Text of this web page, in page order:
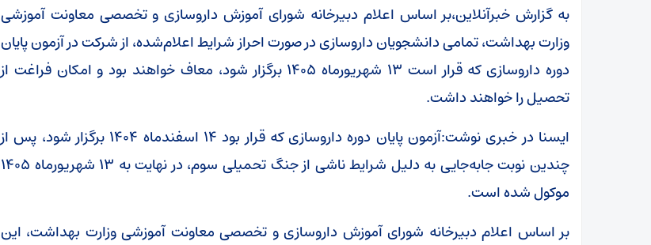
به گزارش خبرآنلاین،بر اساس اعلام دبیرخانه شورای آموزش داروسازی و تخصصی معاونت آموزشی
وزارت بهداشت، تمامی دانشجویان داروسازی در صورت احراز شرایط اعلام‌شده، از شرکت در آزمون پایان
دوره داروسازی که قرار است ۱۳ شهریورماه ۱۴۰۵ برگزار شود، معاف خواهند بود و امکان فراغت از
تحصیل را خواهند داشت.
ایسنا در خبری نوشت:آزمون پایان دوره داروسازی که قرار بود ۱۴ اسفندماه ۱۴۰۴ برگزار شود، پس از
چندین نوبت جابه‌جایی به دلیل شرایط ناشی از جنگ تحمیلی سوم، در نهایت به ۱۳ شهریورماه ۱۴۰۵
موکول شده است.
بر اساس اعلام دبیرخانه شورای آموزش داروسازی و تخصصی معاونت آموزشی وزارت بهداشت، این